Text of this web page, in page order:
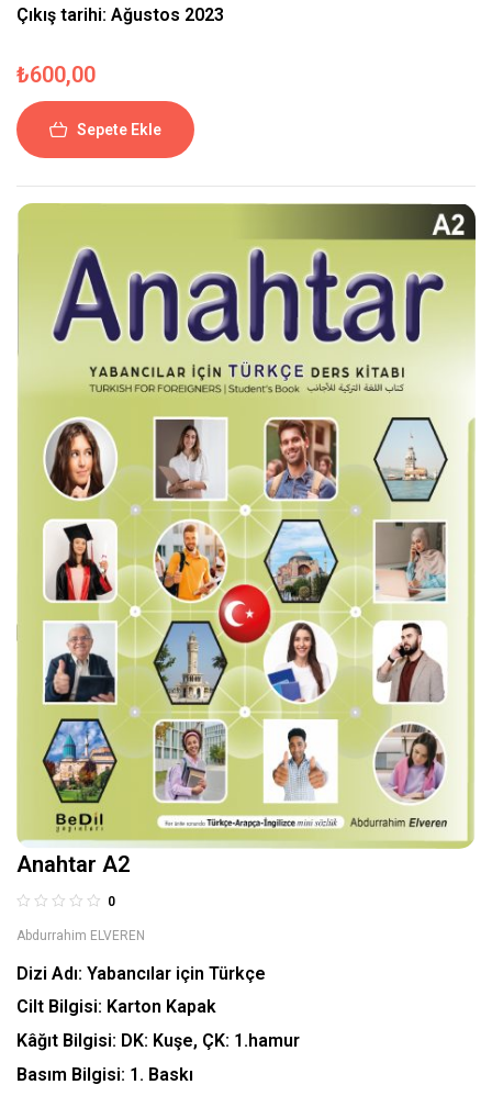
Çıkış tarihi: Ağustos 2023
₺600,00
Sepete Ekle
Anahtar A2
0
Abdurrahim ELVEREN
Dizi Adı: Yabancılar için Türkçe
Cilt Bilgisi: Karton Kapak
Kâğıt Bilgisi: DK: Kuşe, ÇK: 1.hamur
Basım Bilgisi: 1. Baskı